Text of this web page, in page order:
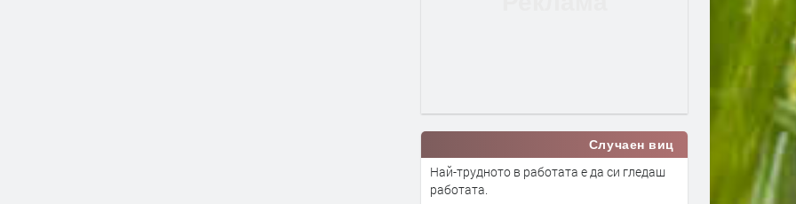
Случаен виц
Най-трудното в работата е да си гледаш
работата.